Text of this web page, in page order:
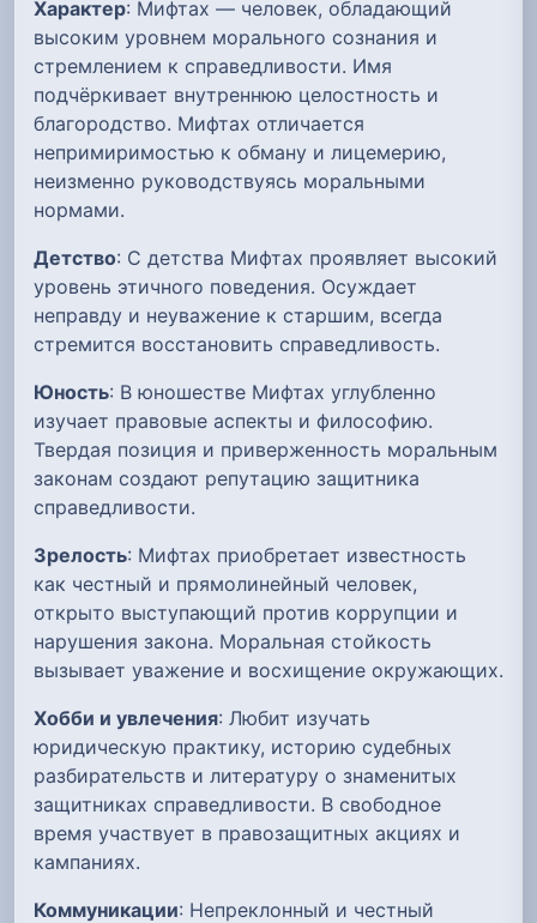
Характер: Мифтах — человек, обладающий
высоким уровнем морального сознания и
стремлением к справедливости. Имя
подчёркивает внутреннюю целостность и
благородство. Мифтах отличается
непримиримостью к обману и лицемерию,
неизменно руководствуясь моральными
нормами.
Детство: С детства Мифтах проявляет высокий
уровень этичного поведения. Осуждает
неправду и неуважение к старшим, всегда
стремится восстановить справедливость.
Юность: В юношестве Мифтах углубленно
изучает правовые аспекты и философию.
Твердая позиция и приверженность моральным
законам создают репутацию защитника
справедливости.
Зрелость: Мифтах приобретает известность
как честный и прямолинейный человек,
открыто выступающий против коррупции и
нарушения закона. Моральная стойкость
вызывает уважение и восхищение окружающих.
Хобби и увлечения: Любит изучать
юридическую практику, историю судебных
разбирательств и литературу о знаменитых
защитниках справедливости. В свободное
время участвует в правозащитных акциях и
кампаниях.
Коммуникации: Непреклонный и честный